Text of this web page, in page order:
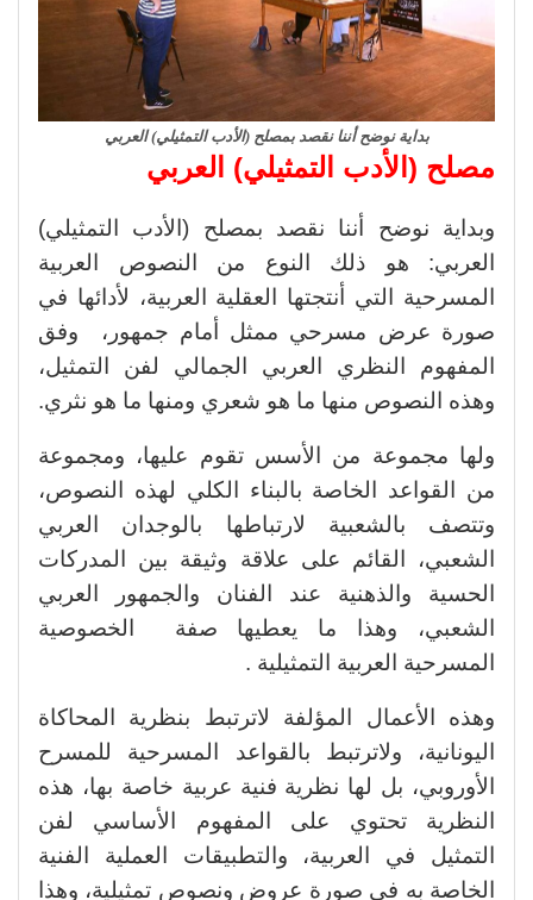
بداية نوضح أننا نقصد بمصلح (الأدب التمثيلي) العربي
مصلح (الأدب التمثيلي) العربي
وبداية نوضح أننا نقصد بمصلح (الأدب التمثيلي)
العربي: هو ذلك النوع من النصوص العربية
المسرحية التي أنتجتها العقلية العربية، لأدائها في
صورة عرض مسرحي ممثل أمام جمهور، وفق
المفهوم النظري العربي الجمالي لفن التمثيل،
وهذه النصوص منها ما هو شعري ومنها ما هو نثري.
ولها مجموعة من الأسس تقوم عليها، ومجموعة
من القواعد الخاصة بالبناء الكلي لهذه النصوص،
وتتصف بالشعبية لارتباطها بالوجدان العربي
الشعبي، القائم على علاقة وثيقة بين المدركات
الحسية والذهنية عند الفنان والجمهور العربي
الشعبي، وهذا ما يعطيها صفة الخصوصية
المسرحية العربية التمثيلية .
وهذه الأعمال المؤلفة لاترتبط بنظرية المحاكاة
اليونانية، ولاترتبط بالقواعد المسرحية للمسرح
الأوروبي، بل لها نظرية فنية عربية خاصة بها، هذه
النظرية تحتوي على المفهوم الأساسي لفن
التمثيل في العربية، والتطبيقات العملية الفنية
الخاصة به في صورة عروض ونصوص تمثيلية، وهذا